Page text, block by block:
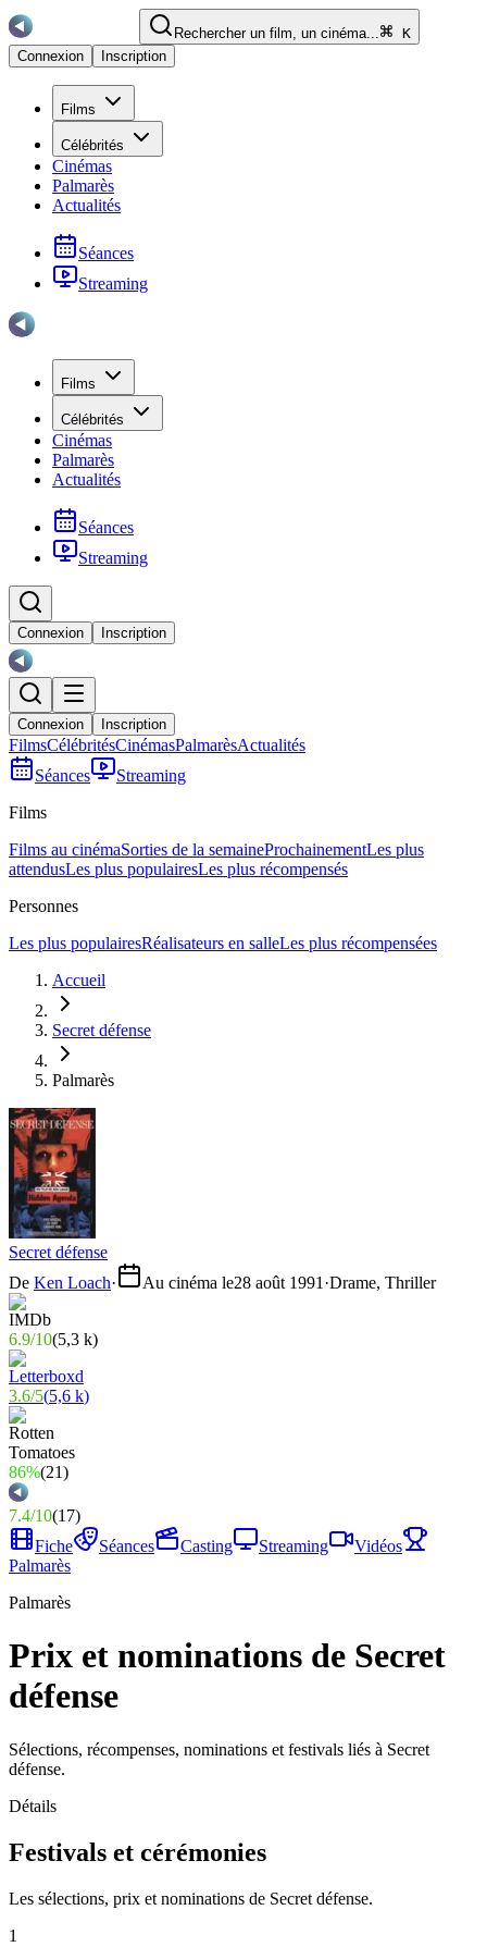
Rechercher un film, un cinéma...
K
Connexion
Inscription
Films
Célébrités
Cinémas
Palmarès
Actualités
Séances
Streaming
Films
Célébrités
Cinémas
Palmarès
Actualités
Séances
Streaming
Connexion Inscription
Connexion Inscription
FilmsCélébritésCinémasPalmarèsActualités
Séances
Streaming
Films
Films au cinémaSorties de la semaineProchainementLes plus
attendusLes plus populairesLes plus récompensés
Personnes
Les plus populairesRéalisateurs en salleLes plus récompensées
Accueil
Secret défense
Palmarès
Secret défense
De Ken Loach· Au cinéma le28 août 1991 ·Drame, Thriller
6.9/10(5,3 k)
3.6/5(5,6 k)
86%(21)
7.4/10(17)
Fiche
Séances Casting Streaming
Vidéos
Palmarès
Palmarès
Prix et nominations de Secret
défense
Sélections, récompenses, nominations et festivals liés à Secret
défense.
Détails
Festivals et cérémonies
Les sélections, prix et nominations de Secret défense.
1